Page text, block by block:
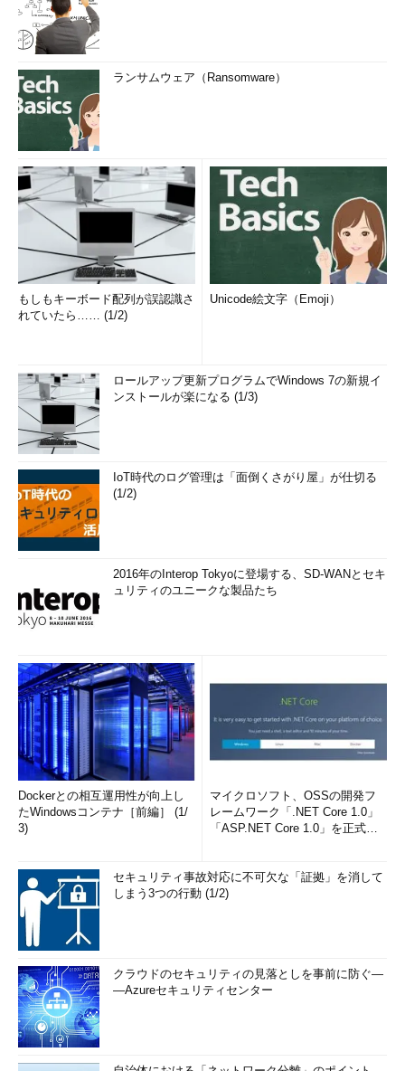
ランサムウェア（Ransomware）
もしもキーボード配列が誤認識さ
れていたら…… (1/2)
Unicode絵文字（Emoji）
ロールアップ更新プログラムでWindows 7の新規イ
ンストールが楽になる (1/3)
IoT時代のログ管理は「面倒くさがり屋」が仕切る
(1/2)
2016年のInterop Tokyoに登場する、SD-WANとセキ
ュリティのユニークな製品たち
Dockerとの相互運用性が向上し
たWindowsコンテナ［前編］ (1/
3)
マイクロソフト、OSSの開発フ
レームワーク「.NET Core 1.0」
「ASP.NET Core 1.0」を正式リ
セキュリティ事故対応に不可欠な「証拠」を消して
しまう3つの行動 (1/2)
クラウドのセキュリティの見落としを事前に防ぐ―
―Azureセキュリティセンター